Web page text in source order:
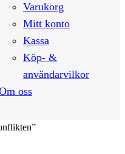
Varukorg
Mitt konto
Kassa
Köp- &
användarvilkor
oss